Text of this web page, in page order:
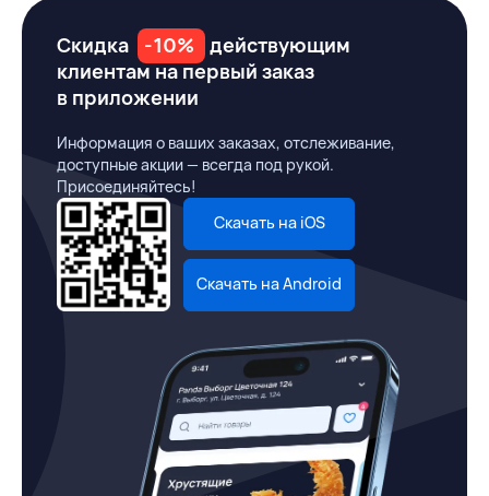
Скидка -10%
действующим
клиентам на первый заказ
в приложении
Информация о ваших заказах, отслеживание,
доступные акции — всегда под рукой.
Присоединяйтесь!
Скачать на iOS
Скачать на Android